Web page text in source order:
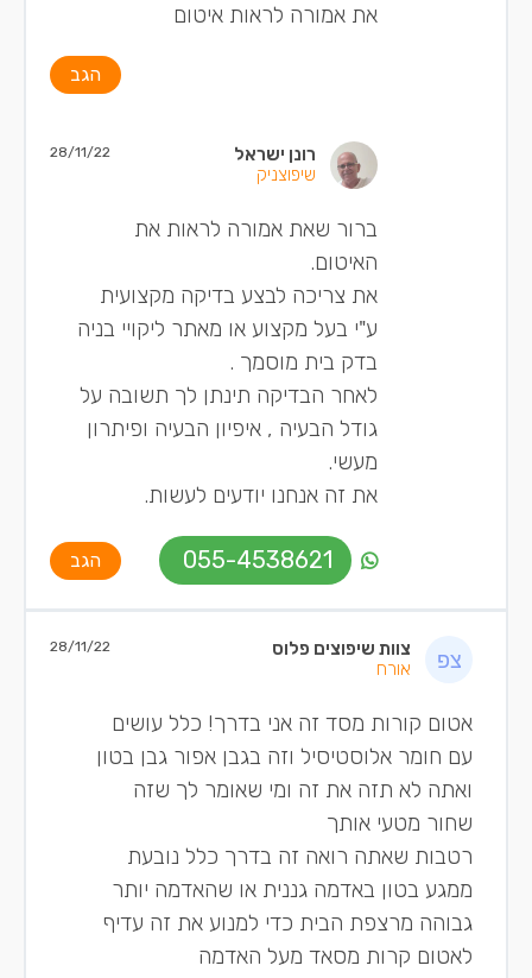
את אמורה לראות איטום
הגב
רונן ישראל
שיפוצניק
28/11/22
ברור שאת אמורה לראות את
האיטום.
את צריכה לבצע בדיקה מקצועית
ע"י בעל מקצוע או מאתר ליקויי בניה
בדק בית מוסמך .
לאחר הבדיקה תינתן לך תשובה על
גודל הבעיה , איפיון הבעיה ופיתרון
מעשי.
את זה אנחנו יודעים לעשות.
055-4538621 הגב
צוות שיפוצים פלוס
אורח
28/11/22
אטום קורות מסד זה אני בדרך! כלל עושים
עם חומר אלוסטיסיל וזה בגבן אפור גבן בטון
ואתה לא תזה את זה ומי שאומר לך שזה
שחור מטעי אותך
רטבות שאתה רואה זה בדרך כלל נובעת
ממגע בטון באדמה גננית או שהאדמה יותר
גבוהה מרצפת הבית כדי למנוע את זה עדיף
לאטום קרות מסאד מעל האדמה